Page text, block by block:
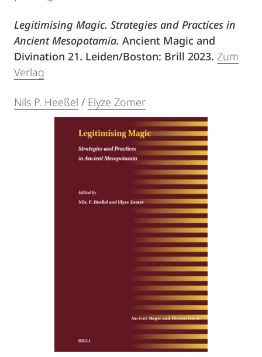
Legitimising Magic. Strategies and Practices in
Ancient Mesopotamia. Ancient Magic and
Divination 21. Leiden/Boston: Brill 2023. Zum
Verlag
Nils P. Heeßel / Elyze Zomer